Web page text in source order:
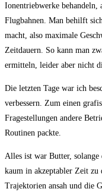
Ionentriebwerke behandeln,
Flugbahnen. Man behilft
macht, also maximale
Zeitdauern. So kann man
ermitteln, leider aber nicht
Die letzten Tage war ich
verbessern. Zum einen
Fragestellungen andere
Routinen packte.
Alles ist war Butter,
kaum in akzeptabler Zeit zu
Trajektorien ansah und die